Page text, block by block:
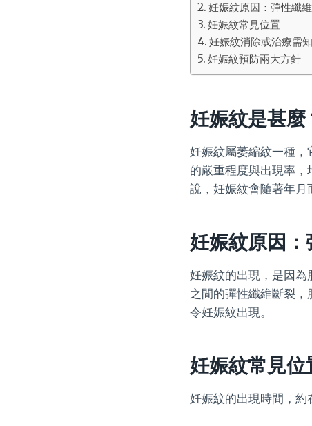
妊娠紋原因：彈性纖
妊娠紋常見位置
妊娠紋消除或治療需知
妊娠紋預防兩大方針
妊娠紋是甚麼
妊娠紋屬萎縮紋一種
的嚴重程度與出現率
說，妊娠紋會隨著年月
妊娠紋原因
妊娠紋的出現，是因
之間的彈性纖維斷裂
令妊娠紋出現。
妊娠紋常見位
妊娠紋的出現時間，約